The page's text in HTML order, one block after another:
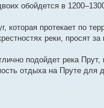
обойдется в
протекает по
реки, просят за
подойдет река
отдыха на Пруте для